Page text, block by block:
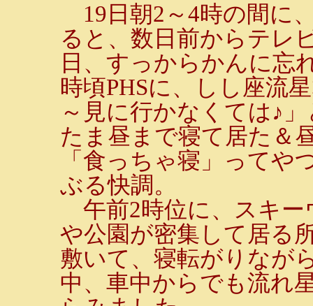
19日朝2～4時の間に
ると、数日前からテレ
日、すっからかんに忘
時頃PHSに、しし座流
～見に行かなくては♪
たま昼まで寝て居た＆
「食っちゃ寝」ってや
ぶる快調。
午前2時位に、スキー
や公園が密集して居る
敷いて、寝転がりなが
中、車中からでも流れ